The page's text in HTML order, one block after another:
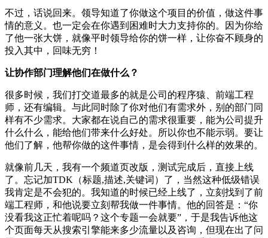
不过，话说回来。领导知道了你做这个项目的价值，做这件事
情的意义。也一定会在你遇到困难时大力支持你的。因为你给
了他一张大饼，就像平时领导给你的饼一样，让你奋不顾身的
投入其中，回味无穷！
让协作部门理解他们在做什么？
很多时候，我们打交道最多的就是公司的程序猿、前端工程
师，还有编辑。与此同时除了你对他们有需求外，别的部门同
样有不少需求。大家都在说自己的需求很重要，能为公司提升
什么什么，能给他们带来什么好处。所以你也不能示弱。要让
他们了解，他帮你做的这件事情，是会得到什么样的效果的。
就像前几天，我有一个频道页改版，测试完成后，直接上线
了。忘记加TDK（标题,描述,关键词）了，当然这种低级错误
我肯定是不会犯的。我知道的时候已经上线了，立刻找到了前
端工程师，和他说要立刻帮我做一件事情。他的回答是：“你
没看我这正忙着呢吗？这个专题一会就要”，于是我告诉他这
个页面每天从搜索引擎能来多少流量以及咨询，但现在出了问